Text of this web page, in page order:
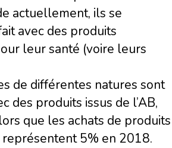
actuellement, ils se
avec des produits
leur santé (voire leurs
de différentes natures sont
des produits issus de l’AB,
que les achats de produits
représentent 5% en 2018.